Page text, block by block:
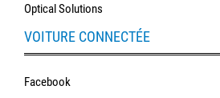
Optical Solutions
VOITURE CONNECTÉE
Facebook